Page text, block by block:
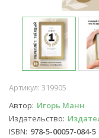
Артикул: 319905
Автор Игорь Манн
Издательство
ISBN 978-5-00057-084-5